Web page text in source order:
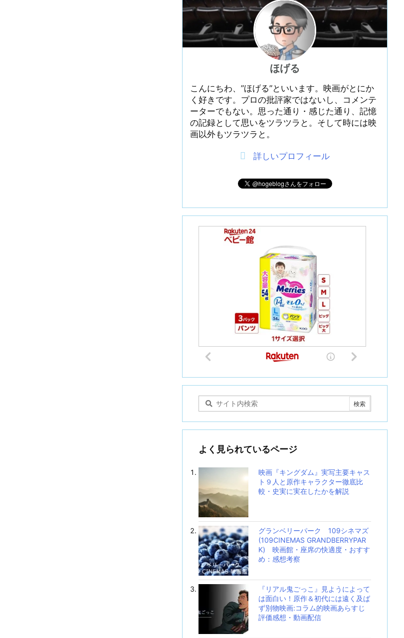
ほげる
こんにちわ、”ほげる”といいます。映画がとにか
く好きです。プロの批評家ではないし、コメンテ
ーターでもない。思った通り・感じた通り、記憶
の記録として思いをツラツラと。そして時には映
画以外もツラツラと。
詳しいプロフィール
よく見られているページ
映画『キングダム』実写主要キャス
ト９人と原作キャラクター徹底比
較・史実に実在したかを解説
グランベリーパーク 109シネマズ
(109CINEMAS GRANDBERRYPAR
K) 映画館・座席の快適度・おすす
め：感想考察
『リアル鬼ごっこ』見ようによって
は面白い！原作＆初代には遠く及ば
ず別物映画:コラム的映画あらすじ
評価感想・動画配信